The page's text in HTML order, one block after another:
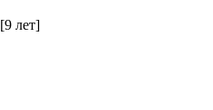
[9 лет]